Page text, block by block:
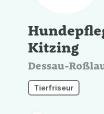
Kitzing
Dessau-
Tierfriseur